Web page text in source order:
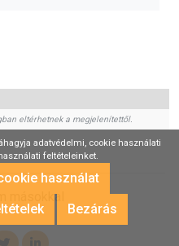
eltérhetnek a megjelenítettől.
másokkal
adatvédelmi, cookie használati
feltételeinket.
használat
Bezárás